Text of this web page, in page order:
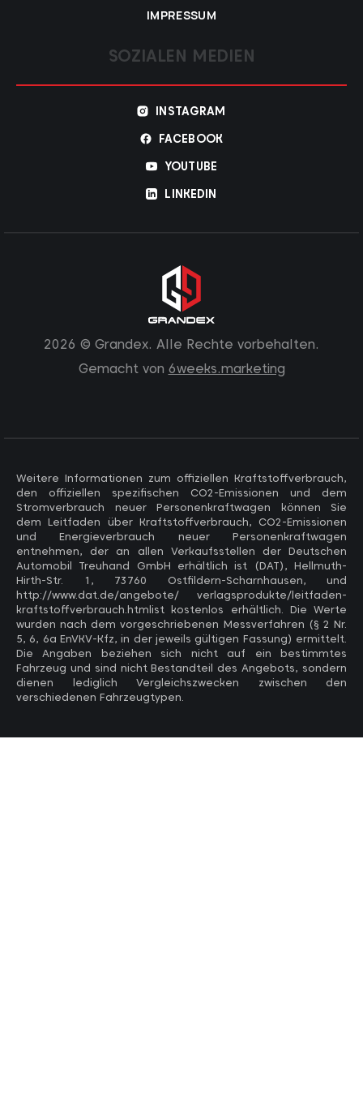
IMPRESSUM
SOZIALEN MEDIEN
INSTAGRAM
FACEBOOK
YOUTUBE
LINKEDIN
2026 © Grandex. Alle Rechte vorbehalten.
Gemacht von 6weeks.marketing
Weitere Informationen zum offiziellen Kraftstoffverbrauch,
den offiziellen spezifischen CO2-Emissionen und dem
Stromverbrauch neuer Personenkraftwagen können Sie
dem Leitfaden über Kraftstoffverbrauch, CO2-Emissionen
und Energieverbrauch neuer Personenkraftwagen
entnehmen, der an allen Verkaufsstellen der Deutschen
Automobil Treuhand GmbH erhältlich ist (DAT), Hellmuth-
Hirth-Str. 1, 73760 Ostfildern-Scharnhausen, und
http://www.dat.de/angebote/ verlagsprodukte/leitfaden-
kraftstoffverbrauch.htmlist kostenlos erhältlich. Die Werte
wurden nach dem vorgeschriebenen Messverfahren (§ 2 Nr.
5, 6, 6a EnVKV-Kfz, in der jeweils gültigen Fassung) ermittelt.
Die Angaben beziehen sich nicht auf ein bestimmtes
Fahrzeug und sind nicht Bestandteil des Angebots, sondern
dienen lediglich Vergleichszwecken zwischen den
verschiedenen Fahrzeugtypen.